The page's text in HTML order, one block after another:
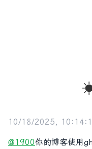
10/18/2025,
@1900你的博客使用